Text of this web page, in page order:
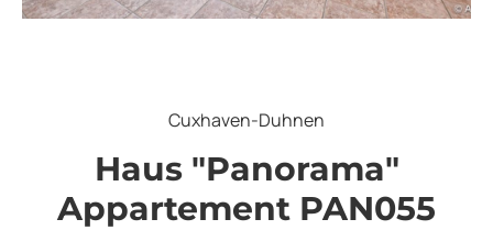
Cuxhaven-Duhnen
Haus "Panorama"
Appartement PAN055